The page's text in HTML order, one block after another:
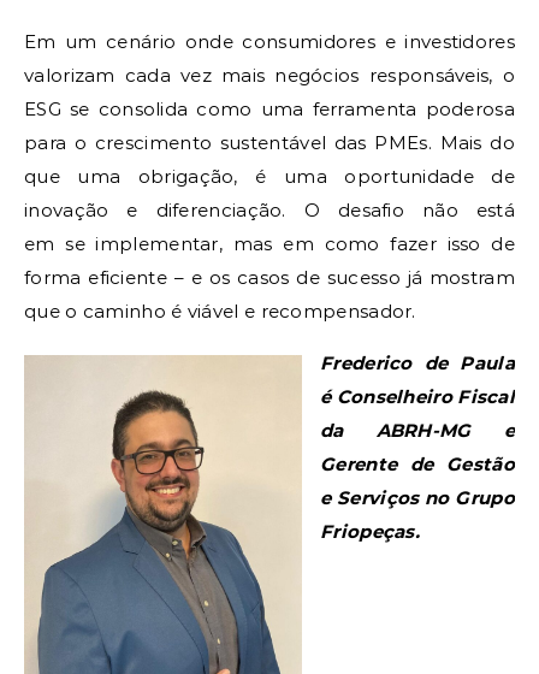
Em um cenário onde consumidores e investidores
valorizam cada vez mais negócios responsáveis, o
ESG se consolida como uma ferramenta poderosa
para o crescimento sustentável das PMEs. Mais do
que uma obrigação, é uma oportunidade de
inovação e diferenciação. O desafio não está
em se implementar, mas em como fazer isso de
forma eficiente – e os casos de sucesso já mostram
que o caminho é viável e recompensador.
Frederico de Paula
é Conselheiro Fiscal
da ABRH-MG e
Gerente de Gestão
e Serviços no Grupo
Friopeças.